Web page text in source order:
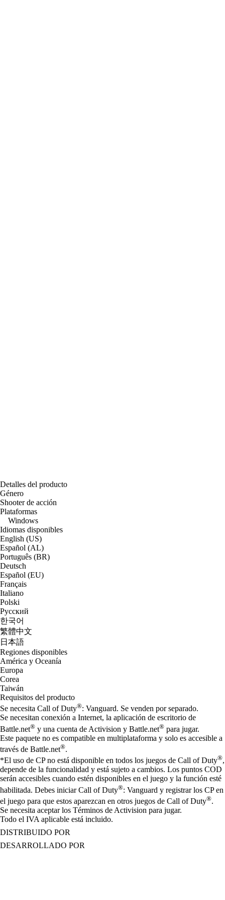
Detalles del producto
Género
Shooter de acción
Plataformas
Windows
Idiomas disponibles
English (US)
Español (AL)
Português (BR)
Deutsch
Español (EU)
Français
Italiano
Polski
Русский
한국어
繁體中文
日本語
Regiones disponibles
América y Oceanía
Europa
Corea
Taiwán
Requisitos del producto
Se necesita Call of Duty®: Vanguard. Se venden por separado.
Se necesitan conexión a Internet, la aplicación de escritorio de
Battle.net® y una cuenta de Activision y Battle.net® para jugar.
Este paquete no es compatible en multiplataforma y solo es accesible a
través de Battle.net®.
*El uso de CP no está disponible en todos los juegos de Call of Duty®,
depende de la funcionalidad y está sujeto a cambios. Los puntos COD
serán accesibles cuando estén disponibles en el juego y la función esté
habilitada. Debes iniciar Call of Duty®: Vanguard y registrar los CP en
el juego para que estos aparezcan en otros juegos de Call of Duty®.
Se necesita aceptar los Términos de Activision para jugar.
Todo el IVA aplicable está incluido.
DISTRIBUIDO POR
DESARROLLADO POR